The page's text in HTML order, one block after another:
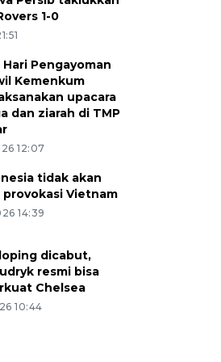
1-0
Pengayoman
Kemenkum
upacara
dan ziarah di TMP
12:07
tidak akan
Vietnam
14:39
dicabut,
resmi bisa
Chelsea
10:44